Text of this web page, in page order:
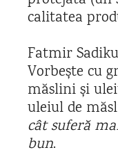
calitatea
Fatmir
Vorbește cu
măslini și
uleiul de
cât suferă
bun.